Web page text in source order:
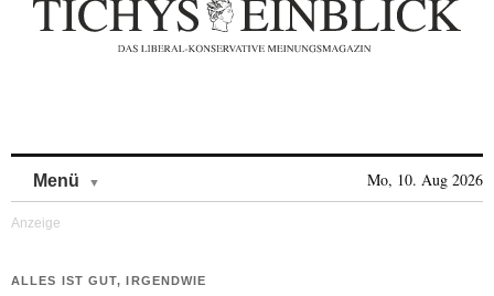
Menü Mo, 10. Aug 2026
ALLES IST GUT, IRGENDWIE